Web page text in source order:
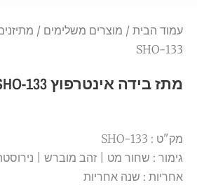
עמוד הבית / מוצרים משלימים /
133-SHO
מתז בידה אינטרפוץ 133-SHO
מק"ט : 133-SHO
גימור : שחור מט | זהב מוברש |
אחריות : שנה אחריות